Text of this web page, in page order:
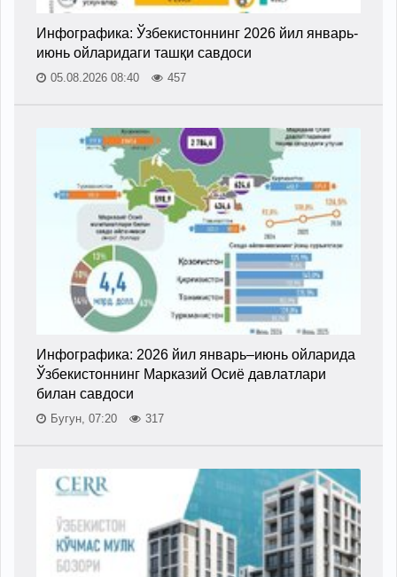
Инфографика: Ўзбекистоннинг 2026 йил январь-
июнь ойларидаги ташқи савдоси
05.08.2026 08:40 457
Инфографика: 2026 йил январь–июнь ойларида
Ўзбекистоннинг Марказий Осиё давлатлари
билан савдоси
Бугун, 07:20 317